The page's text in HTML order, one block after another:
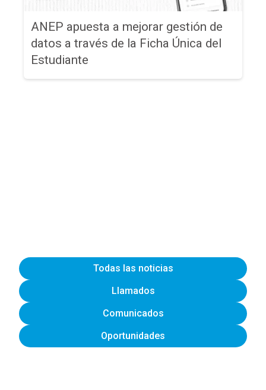
ANEP apuesta a mejorar gestión de
datos a través de la Ficha Única del
Estudiante
Todas las noticias
Llamados
Comunicados
Oportunidades